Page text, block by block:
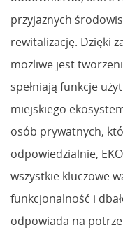
przyjaznych
rewitalizację. Dzięki
możliwe jest
spełniają funkcje
miejskiego
osób prywatnych,
odpowiedzialnie,
wszystkie kluczowe
funkcjonalność i
odpowiada na